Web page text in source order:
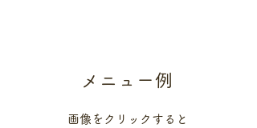
メニュー例
画像をクリックすると